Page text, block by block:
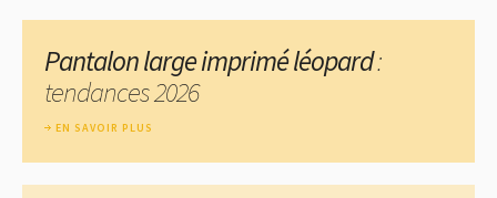
Pantalon large imprimé léopard:
tendances 2026
EN SAVOIR PLUS